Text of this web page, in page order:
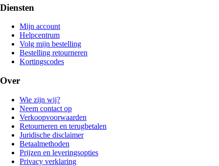
Diensten
Mijn account
Helpcentrum
Volg mijn bestelling
Bestelling retourneren
Kortingscodes
Over
Wie zijn wij?
Neem contact op
Verkoopvoorwaarden
Retourneren en terugbetalen
Juridische disclaimer
Betaalmethoden
Prijzen en leveringsopties
Privacy verklaring